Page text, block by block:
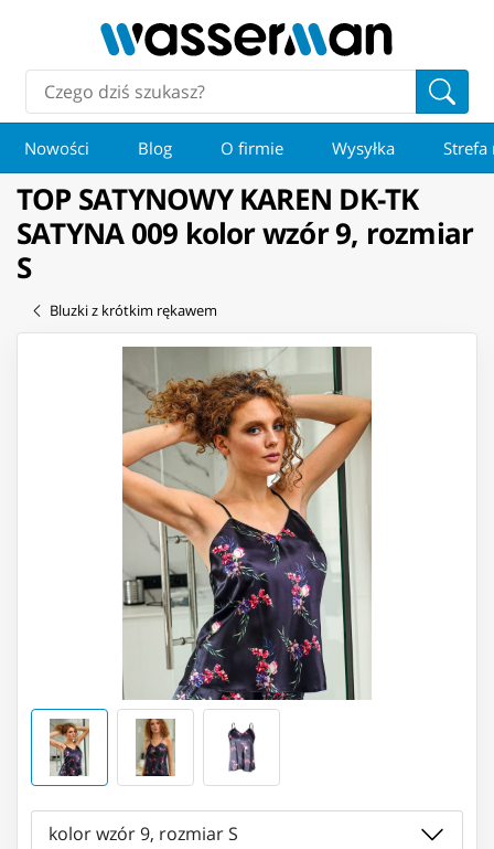
Nowości Blog O firmie Wysyłka Strefa
TOP SATYNOWY KAREN DK-TK
SATYNA 009 kolor wzór 9, rozmiar
S
Bluzki z krótkim rękawem
kolor wzór 9, rozmiar S